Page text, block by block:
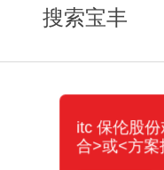
搜索宝丰
itc 保伦股
合>或<方案